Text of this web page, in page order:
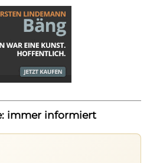
immer informiert